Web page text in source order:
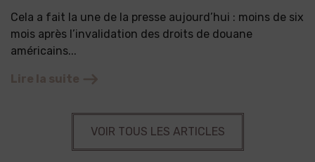
Cela a fait la une de la presse aujourd’hui : moins de six
mois après l’invalidation des droits de douane
américains...
Lire la suite
VOIR TOUS LES ARTICLES